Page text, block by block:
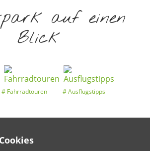
auf einen
Blick
Fahrradtouren Ausflugstipps
Ansichten